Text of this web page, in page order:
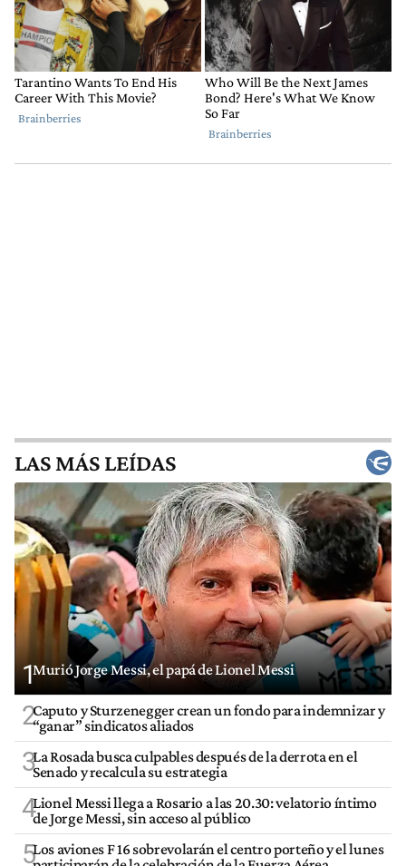
LAS MÁS LEÍDAS
1Murió Jorge Messi, el papá de Lionel Messi
2Caputo y Sturzenegger crean un fondo para indemnizar y
“ganar” sindicatos aliados
3La Rosada busca culpables después de la derrota en el
Senado y recalcula su estrategia
4Lionel Messi llega a Rosario a las 20.30: velatorio íntimo
de Jorge Messi, sin acceso al público
5Los aviones F 16 sobrevolarán el centro porteño y el lunes